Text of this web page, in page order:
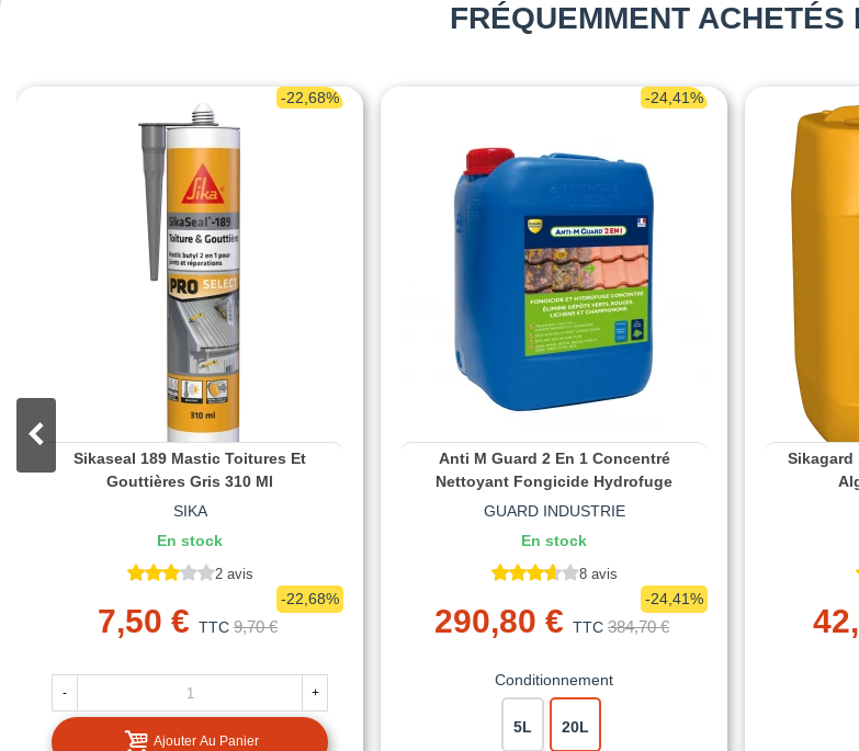
FRÉQUEMMENT ACHETÉS
-22,68%
Sikaseal 189 Mastic Toitures Et
Gouttières Gris 310 Ml
SIKA
En stock
2 avis
7,50 € TTC 9,70 €
-22,68%
- +
Ajouter Au Panier
-24,41%
Anti M Guard 2 En 1 Concentré
Nettoyant Fongicide Hydrofuge
GUARD INDUSTRIE
En stock
8 avis
290,80 € TTC 384,70 €
-24,41%
Conditionnement
5L 20L
Sikagard